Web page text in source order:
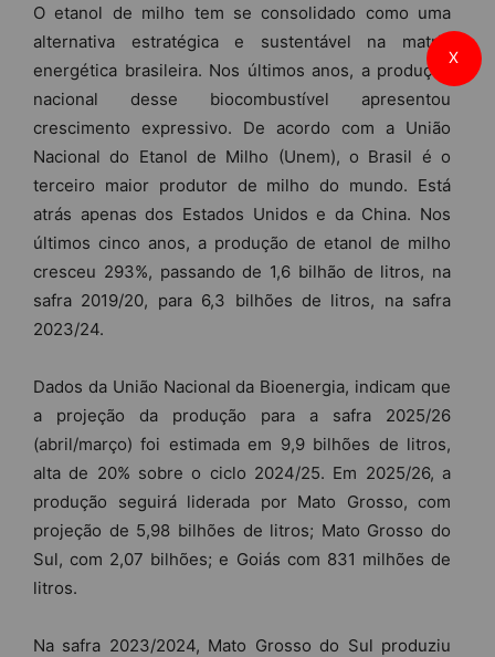
O etanol de milho tem se consolidado como uma
alternativa estratégica e sustentável na matriz
energética brasileira. Nos últimos anos, a produção
nacional desse biocombustível apresentou
crescimento expressivo. De acordo com a União
Nacional do Etanol de Milho (Unem), o Brasil é o
terceiro maior produtor de milho do mundo. Está
atrás apenas dos Estados Unidos e da China. Nos
últimos cinco anos, a produção de etanol de milho
cresceu 293%, passando de 1,6 bilhão de litros, na
safra 2019/20, para 6,3 bilhões de litros, na safra
2023/24.
Dados da União Nacional da Bioenergia, indicam que
a projeção da produção para a safra 2025/26
(abril/março) foi estimada em 9,9 bilhões de litros,
alta de 20% sobre o ciclo 2024/25. Em 2025/26, a
produção seguirá liderada por Mato Grosso, com
projeção de 5,98 bilhões de litros; Mato Grosso do
Sul, com 2,07 bilhões; e Goiás com 831 milhões de
litros.
Na safra 2023/2024, Mato Grosso do Sul produziu
X